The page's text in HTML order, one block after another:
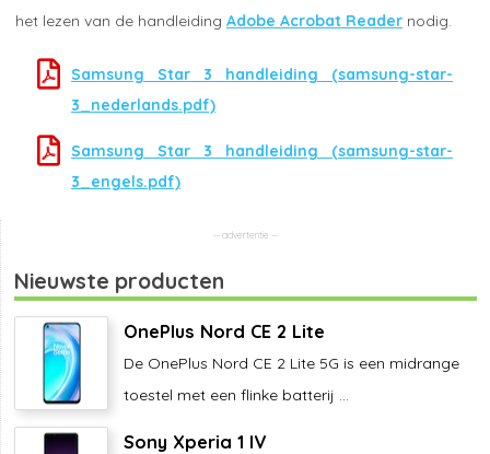
het lezen van de handleiding Adobe Acrobat Reader nodig.
Samsung Star 3 handleiding (samsung-star-
3_nederlands.pdf)
Samsung Star 3 handleiding (samsung-star-
3_engels.pdf)
Nieuwste producten
OnePlus Nord CE 2 Lite
De OnePlus Nord CE 2 Lite 5G is een midrange
toestel met een flinke batterij ...
Sony Xperia 1 IV